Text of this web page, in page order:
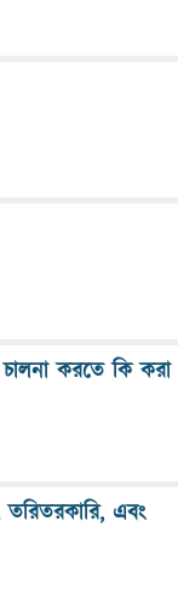
চালনা করতে কি করা
এবং